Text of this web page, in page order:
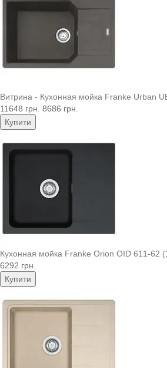
Витрина - Кухонная мойка Franke Urban
11648 грн. 8686 грн.
Купити
Кухонная мойка Franke Orion OID 611-62
6292 грн.
Купити